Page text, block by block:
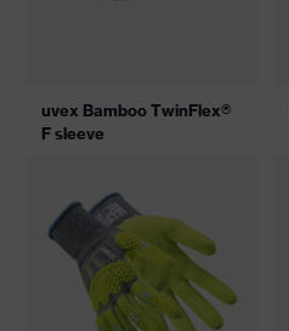
uvex Bamboo TwinFlex®
F sleeve